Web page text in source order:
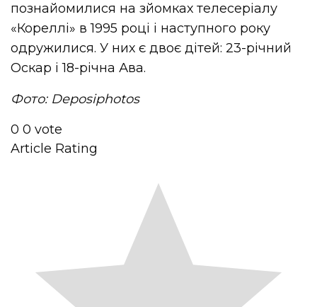
познайомилися на зйомках телесеріалу
«Кореллі» в 1995 році і наступного року
одружилися. У них є двоє дітей: 23-річний
Оскар і 18-річна Ава.
Фото: Deposiphotos
0 0 vote
Article Rating